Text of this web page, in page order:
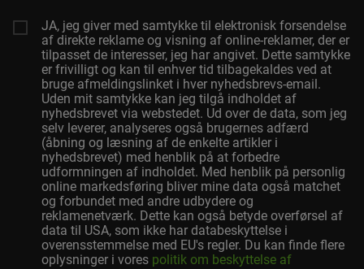
JA, jeg giver med samtykke til elektronisk forsendelse
af direkte reklame og visning af online-reklamer, der er
tilpasset de interesser, jeg har angivet. Dette samtykke
er frivilligt og kan til enhver tid tilbagekaldes ved at
bruge afmeldingslinket i hver nyhedsbrevs-email.
Uden mit samtykke kan jeg tilgå indholdet af
nyhedsbrevet via webstedet. Ud over de data, som jeg
selv leverer, analyseres også brugernes adfærd
(åbning og læsning af de enkelte artikler i
nyhedsbrevet) med henblik på at forbedre
udformningen af indholdet. Med henblik på personlig
online markedsføring bliver mine data også matchet
og forbundet med andre udbydere og
reklamenetværk. Dette kan også betyde overførsel af
data til USA, som ikke har databeskyttelse i
overensstemmelse med EU's regler. Du kan finde flere
oplysninger i vores politik om beskyttelse af